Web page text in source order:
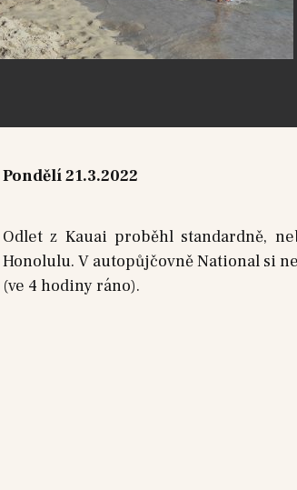
Pondělí 21.3.2022
Odlet z Kauai proběhl standardně,
Honolulu. V autopůjčovně National si
(ve 4 hodiny ráno).